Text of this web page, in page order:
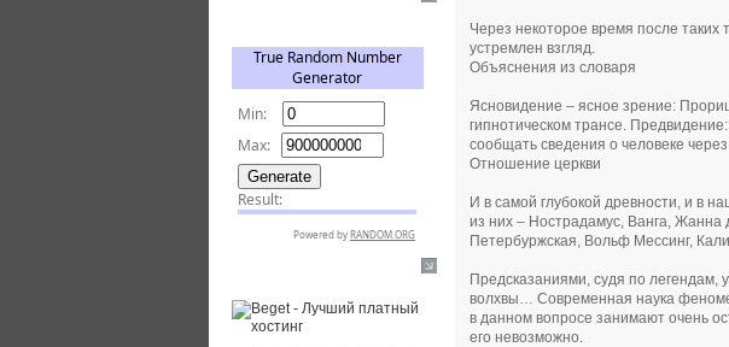
Через некоторое время после
устремлен взгляд.
Объяснения из словаря
Ясновидение – ясное зрение:
гипнотическом трансе.
сообщать сведения о человеке
Отношение церкви
И в самой глубокой древности, и в
из них – Нострадамус, Ванга,
Петербуржская, Вольф Мессинг,
Предсказаниями, судя по
волхвы… Современная наука
в данном вопросе занимают очень
его невозможно.